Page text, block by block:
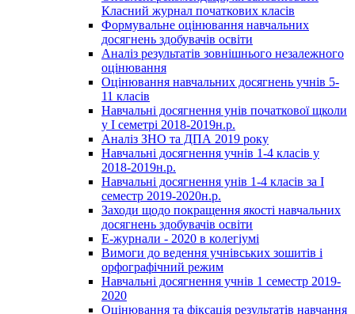
Класний журнал початкових класів
Формувальне оцінювання навчальних
досягнень здобувачів освіти
Аналіз результатів зовнішнього незалежного
оцінювання
Оцінювання навчальних досягнень учнів 5-
11 класів
Навчальні досягнення унів початкової щколи
у І семетрі 2018-2019н.р.
Аналіз ЗНО та ДПА 2019 року
Навчальні досягнення учнів 1-4 класів у
2018-2019н.р.
Навчальні досягнення унів 1-4 класів за І
семестр 2019-2020н.р.
Заходи щодо покращення якості навчальних
досягнень здобувачів освіти
Е-журнали - 2020 в колегіумі
Вимоги до ведення учнівських зошитів і
орфографічний режим
Навчальні досягнення учнів 1 семестр 2019-
2020
Оцінювання та фіксація результатів навчання